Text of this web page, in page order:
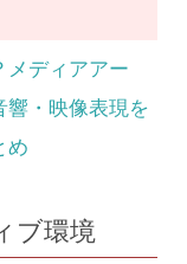
メディアアー
響・映像表現を
め
ブ環境